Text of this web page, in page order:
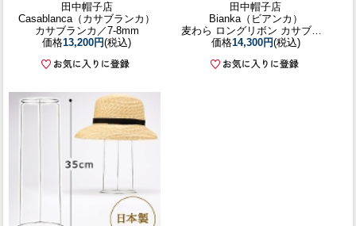
田中帽子店
Casablanca（カサブランカ）
カサブランカ／7-8mm
価格13,200円(税込)
田中帽子店
Bianka（ビアンカ）
麦わら ロングリボン カサブランカ
価格14,300円(税込)